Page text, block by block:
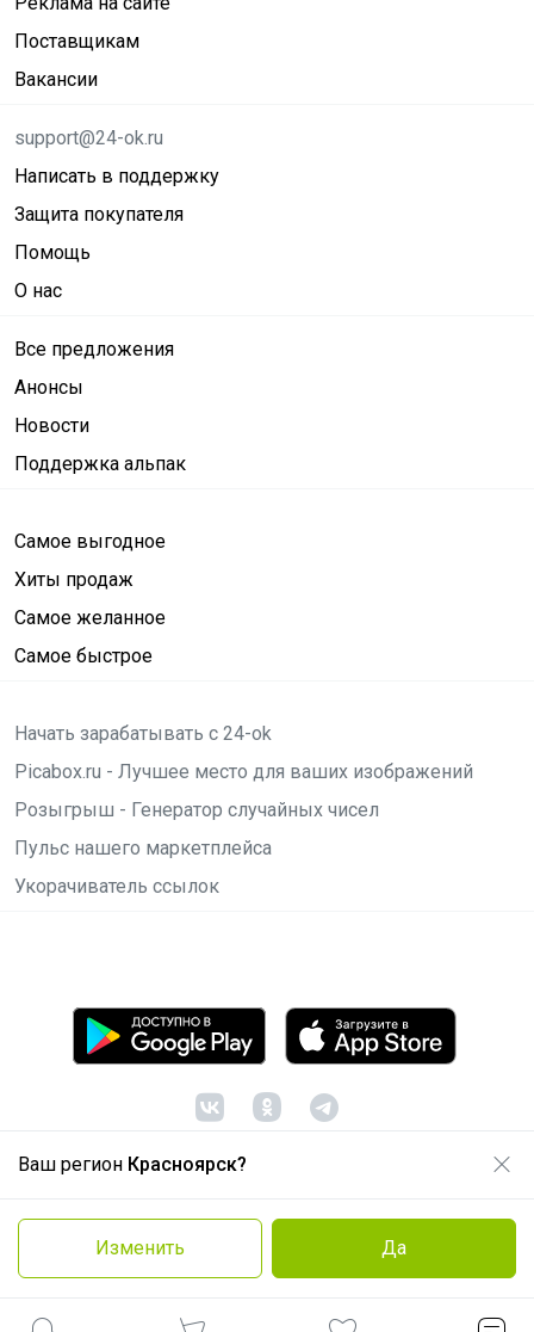
Ваш регион Красноярск?
Изменить Да
Поставщикам
Вакансии
support@24-ok.ru
Написать в поддержку
Защита покупателя
Помощь
О нас
Все предложения
Анонсы
Новости
Поддержка альпак
Самое выгодное
Хиты продаж
Самое желанное
Самое быстрое
Начать зарабатывать с 24-ok
Picabox.ru - Лучшее место для ваших изображений
Розыгрыш - Генератор случайных чисел
Пульс нашего маркетплейса
Укорачиватель ссылок
© ООО "Лявита", ОГРН 1122468054070, 2012 -2026
Политика конфиденциальности
Cоглашение пользователя